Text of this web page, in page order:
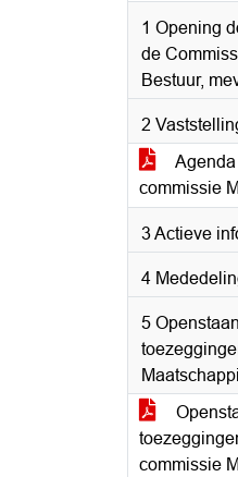
1 Opening
de
Bestuur,
2
commissie
3 Actieve
4
5
commissie